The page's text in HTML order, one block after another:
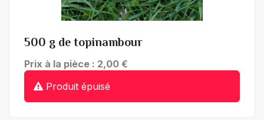
500 g de topinambour
Prix à la pièce : 2,00 €
Produit épuisé